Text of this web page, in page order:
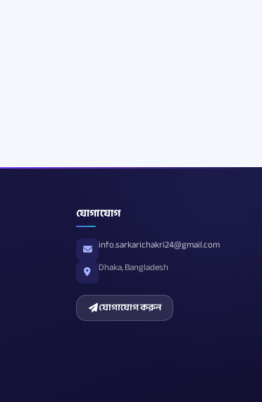
যোগাযোগ
info.sarkarichakri24@gmail.com
Dhaka, Bangladesh
যোগাযোগ করুন